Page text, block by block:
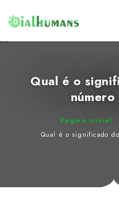
Qual é o significado do anjo
Pagina inicial
Qual é o significado